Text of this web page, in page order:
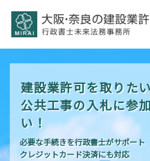
建設業許可を取りた
公共工事の入札に参
い！
必要な手続きを行政書士がサポート
クレジットカード決済にも対応